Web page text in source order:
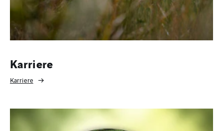
Karriere
Karriere